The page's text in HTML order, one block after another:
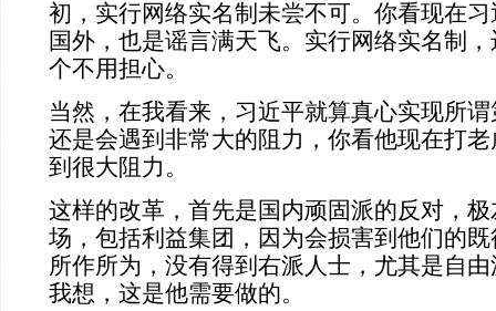
初，实行网络实名制未尝不可。你看现在
国外，也是谣言满天飞。实行网络实名制
个不用担心。
当然，在我看来，习近平就算真心实现所
还是会遇到非常大的阻力，你看他现在打
到很大阻力。
这样的改革，首先是国内顽固派的反对，
场，包括利益集团，因为会损害到他们的
所作所为，没有得到右派人士，尤其是自
我想，这是他需要做的。